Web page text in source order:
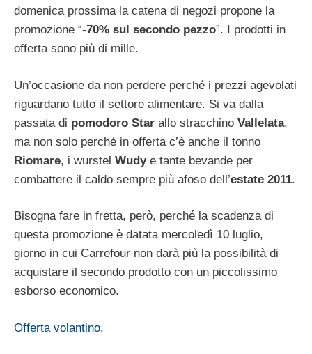
domenica prossima la catena di negozi propone la
promozione “-70% sul secondo pezzo”. I prodotti in
offerta sono più di mille.
Un’occasione da non perdere perché i prezzi agevolati
riguardano tutto il settore alimentare. Si va dalla
passata di pomodoro Star allo stracchino Vallelata,
ma non solo perché in offerta c’è anche il tonno
Riomare, i wurstel Wudy e tante bevande per
combattere il caldo sempre più afoso dell’estate 2011.
Bisogna fare in fretta, però, perché la scadenza di
questa promozione è datata mercoledì 10 luglio,
giorno in cui Carrefour non darà più la possibilità di
acquistare il secondo prodotto con un piccolissimo
esborso economico.
Offerta volantino.